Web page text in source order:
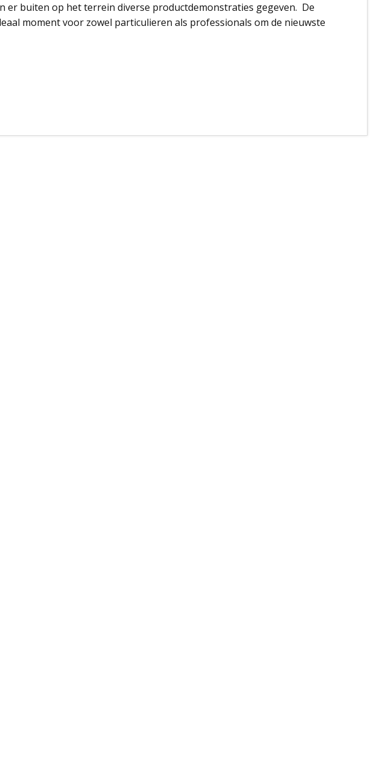
er buiten op het terrein diverse productdemonstraties gegeven. De
moment voor zowel particulieren als professionals om de nieuwste